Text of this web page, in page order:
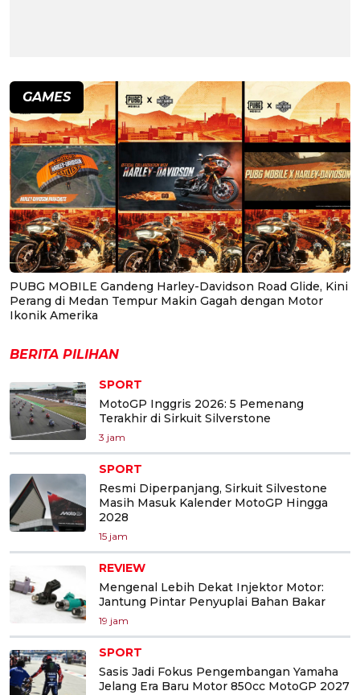
GAMES
PUBG MOBILE Gandeng Harley-Davidson Road Glide, Kini
Perang di Medan Tempur Makin Gagah dengan Motor
Ikonik Amerika
BERITA PILIHAN
SPORT
MotoGP Inggris 2026: 5 Pemenang
Terakhir di Sirkuit Silverstone
3 jam
SPORT
Resmi Diperpanjang, Sirkuit Silvestone
Masih Masuk Kalender MotoGP Hingga
2028
15 jam
REVIEW
Mengenal Lebih Dekat Injektor Motor:
Jantung Pintar Penyuplai Bahan Bakar
19 jam
SPORT
Sasis Jadi Fokus Pengembangan Yamaha
Jelang Era Baru Motor 850cc MotoGP 2027